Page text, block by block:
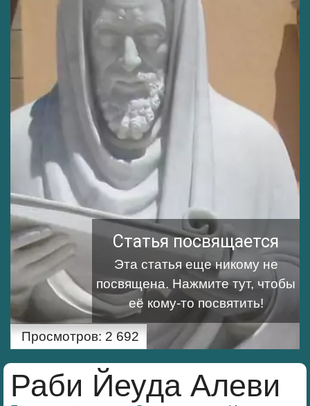
Статья посвящается
Эта статья еще никому не
посвящена. Нажмите тут, чтобы
её кому-то посвятить!
Просмотров: 2 692
Раби Йеуда Алеви